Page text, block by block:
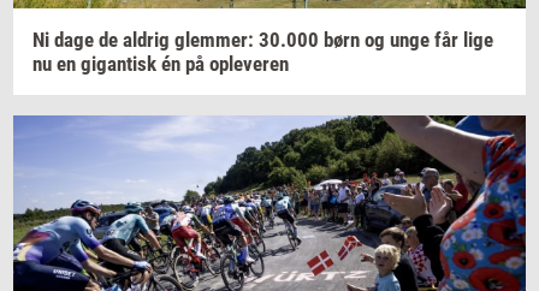
Ni dage de al­drig glem­mer: 30.000 børn og unge får lige
nu en gi­gan­tisk én på op­le­ve­ren